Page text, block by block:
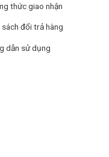
thức giao nhận
sách đổi trả hàng
dẫn sử dụng